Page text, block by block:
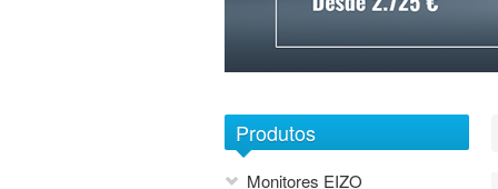
Produtos
Monitores EIZO